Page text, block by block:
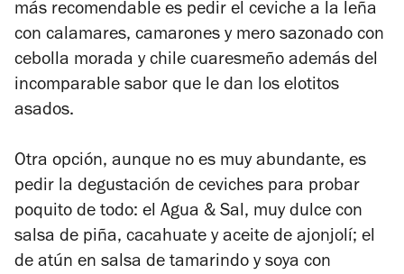
más recomendable es pedir el ceviche a la leña
con calamares, camarones y mero sazonado con
cebolla morada y chile cuaresmeño además del
incomparable sabor que le dan los elotitos
asados.
Otra opción, aunque no es muy abundante, es
pedir la degustación de ceviches para probar
poquito de todo: el Agua & Sal, muy dulce con
salsa de piña, cacahuate y aceite de ajonjolí; el
de atún en salsa de tamarindo y soya con